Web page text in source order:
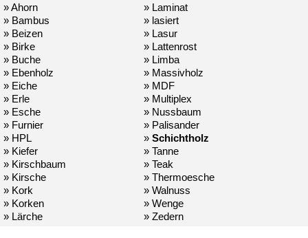
» Ahorn
» Bambus
» Beizen
» Birke
» Buche
» Ebenholz
» Eiche
» Erle
» Esche
» Furnier
» HPL
» Kiefer
» Kirschbaum
» Kirsche
» Kork
» Korken
» Lärche
» Laminat
» lasiert
» Lasur
» Lattenrost
» Limba
» Massivholz
» MDF
» Multiplex
» Nussbaum
» Palisander
» Schichtholz
» Tanne
» Teak
» Thermoesche
» Walnuss
» Wenge
» Zedern